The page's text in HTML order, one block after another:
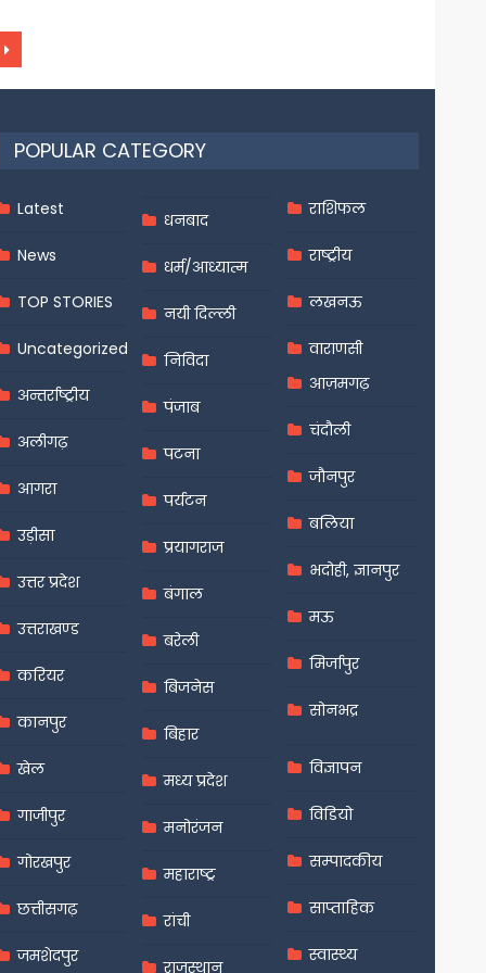
POPULAR CATEGORY
Latest
News
TOP STORIES
Uncategorized
अन्तर्राष्ट्रीय
अलीगढ़
आगरा
उड़ीसा
उत्तर प्रदेश
उत्तराखण्ड
करियर
कानपुर
खेल
गाजीपुर
गोरखपुर
छत्तीसगढ़
जमशेदपुर
धनबाद
धर्म/आध्यात्म
नयी दिल्ली
निविदा
पंजाब
पटना
पर्यटन
प्रयागराज
बंगाल
बरेली
बिजनेस
बिहार
मध्य प्रदेश
मनोरंजन
महाराष्ट्र
रांची
राजस्थान
राशिफल
राष्ट्रीय
लखनऊ
वाराणसी
आज़मगढ़
चंदौली
जौनपुर
बलिया
भदोही, ज्ञानपुर
मऊ
मिर्जापुर
सोनभद्र
विज्ञापन
विडियो
सम्पादकीय
साप्ताहिक
स्वास्थ्य